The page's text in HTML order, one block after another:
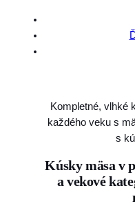
i
t
t
é
Kompletné, vlhké
každého veku s
s
Kúsky mäsa v
a vekové